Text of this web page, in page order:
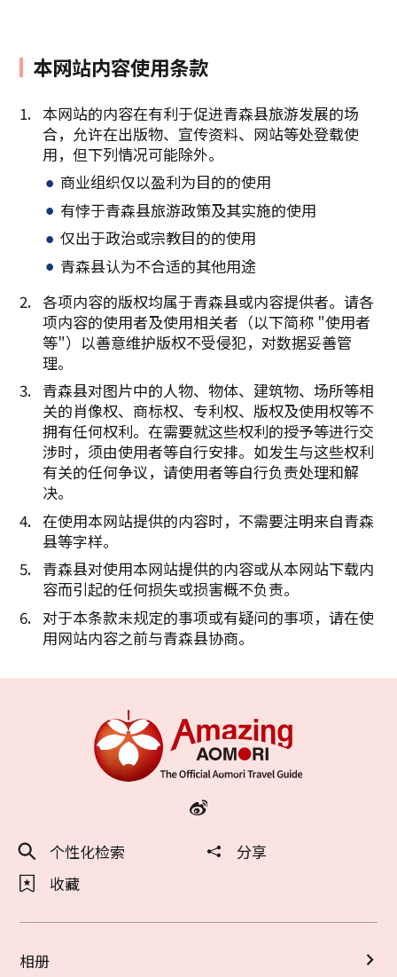
本网站内容使用条款
本网站的内容在有利于促进青森县旅游发展的场
合，允许在出版物、宣传资料、网站等处登载使
用，但下列情况可能除外。
商业组织仅以盈利为目的的使用
有悖于青森县旅游政策及其实施的使用
仅出于政治或宗教目的的使用
青森县认为不合适的其他用途
各项内容的版权均属于青森县或内容提供者。请各
项内容的使用者及使用相关者（以下简称 "使用者
等"）以善意维护版权不受侵犯，对数据妥善管
理。
青森县对图片中的人物、物体、建筑物、场所等相
关的肖像权、商标权、专利权、版权及使用权等不
拥有任何权利。在需要就这些权利的授予等进行交
涉时，须由使用者等自行安排。如发生与这些权利
有关的任何争议，请使用者等自行负责处理和解
决。
在使用本网站提供的内容时，不需要注明来自青森
县等字样。
青森县对使用本网站提供的内容或从本网站下载内
容而引起的任何损失或损害概不负责。
对于本条款未规定的事项或有疑问的事项，请在使
用网站内容之前与青森县协商。
个性化检索
分享
收藏
相册
复制链接